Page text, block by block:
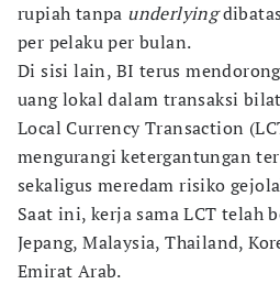
rupiah tanpa underlying
per pelaku per bulan.
Di sisi lain, BI terus
uang lokal dalam transaksi
Local Currency Transaction
mengurangi ketergantungan
sekaligus meredam risiko
Saat ini, kerja sama LCT telah
Jepang, Malaysia, Thailand,
Emirat Arab.